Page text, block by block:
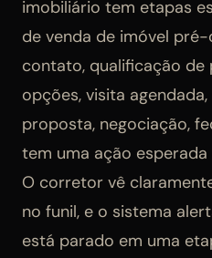
imobiliário tem etapas
de venda de imóvel
contato, qualificação de
opções, visita
proposta, negociação,
tem uma ação
O corretor vê
no funil, e o sistema
está parado em uma